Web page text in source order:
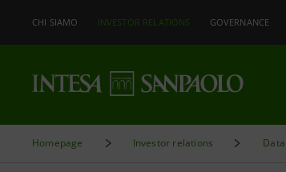
CHI SIAMO INVESTOR RELATIONS GOVERNANCE
Homepage Investor relations